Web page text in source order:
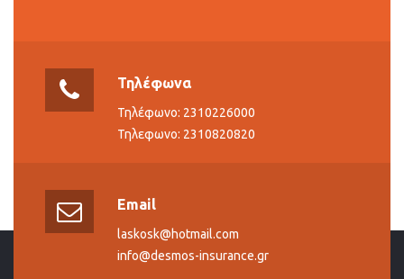
Τηλέφωνα
Τηλέφωνο: 2310226000
Τηλεφωνο: 2310820820
Email
laskosk@hotmail.com
info@desmos-insurance.gr